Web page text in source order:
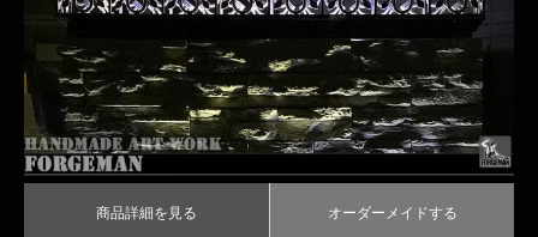
商品詳細を見るオーダーメイドする
商品詳細を見る オーダーメイドする
MATERIAL｜素材別
CONTACT｜お問合せ
TECH｜技術サイト